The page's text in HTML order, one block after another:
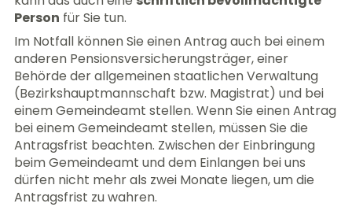
Person für Sie tun.
Im Notfall können Sie einen Antrag auch bei einem
anderen Pensionsversicherungsträger, einer
Behörde der allgemeinen staatlichen Verwaltung
(Bezirkshauptmannschaft bzw. Magistrat) und bei
einem Gemeindeamt stellen. Wenn Sie einen Antrag
bei einem Gemeindeamt stellen, müssen Sie die
Antragsfrist beachten. Zwischen der Einbringung
beim Gemeindeamt und dem Einlangen bei uns
dürfen nicht mehr als zwei Monate liegen, um die
Antragsfrist zu wahren.